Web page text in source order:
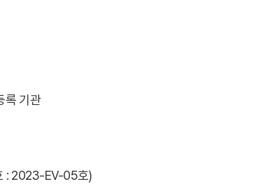
록 기관
: 2023-EV-05호)